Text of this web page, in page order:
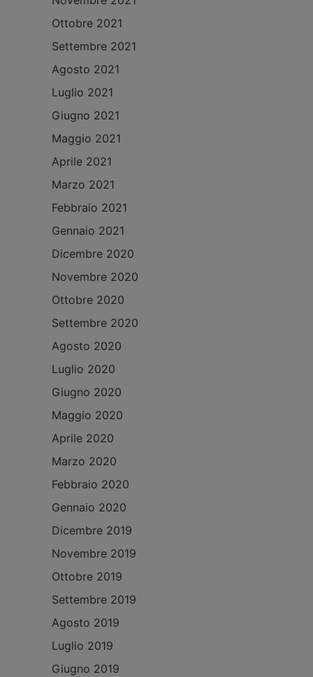
Ottobre 2021
Settembre 2021
Agosto 2021
Luglio 2021
Giugno 2021
Maggio 2021
Aprile 2021
Marzo 2021
Febbraio 2021
Gennaio 2021
Dicembre 2020
Novembre 2020
Ottobre 2020
Settembre 2020
Agosto 2020
Luglio 2020
Giugno 2020
Maggio 2020
Aprile 2020
Marzo 2020
Febbraio 2020
Gennaio 2020
Dicembre 2019
Novembre 2019
Ottobre 2019
Settembre 2019
Agosto 2019
Luglio 2019
Giugno 2019